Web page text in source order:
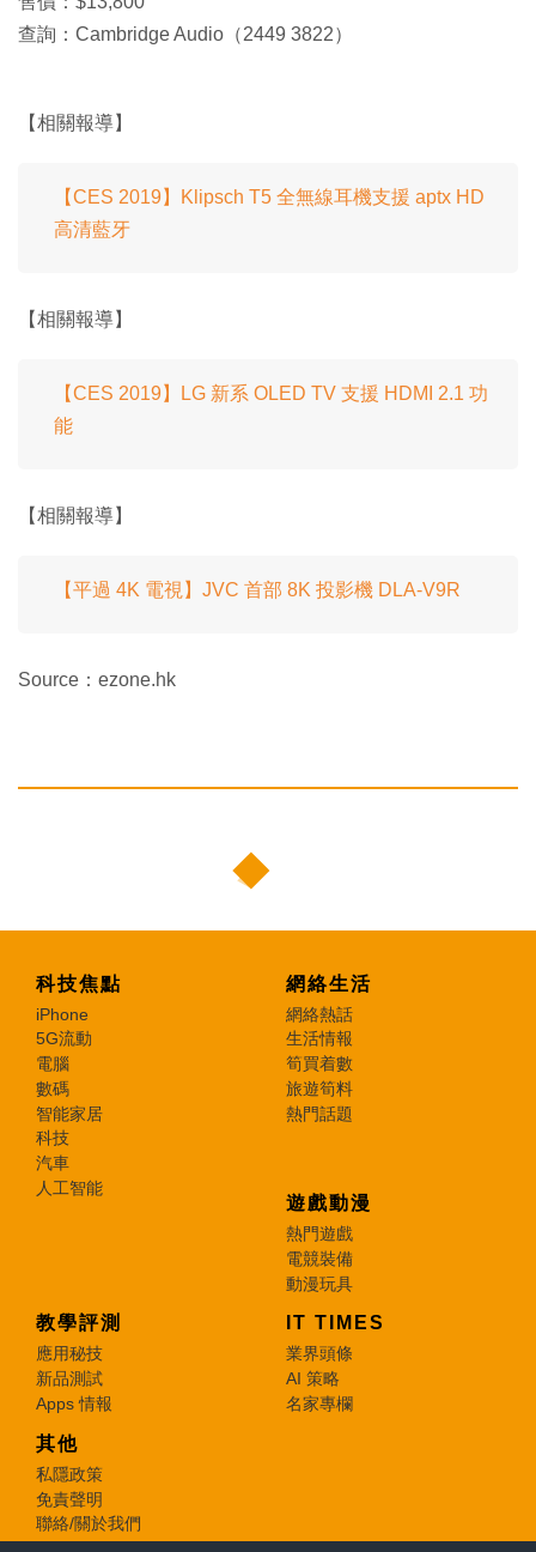
查詢：Cambridge Audio（2449 3822）
【相關報導】
【CES 2019】Klipsch T5 全無線耳機支援 aptx HD
高清藍牙
【相關報導】
【CES 2019】LG 新系 OLED TV 支援 HDMI 2.1 功
能
【相關報導】
【平過 4K 電視】JVC 首部 8K 投影機 DLA-V9R
Source：ezone.hk
科技焦點
iPhone
5G流動
電腦
數碼
智能家居
科技
汽車
人工智能
網絡生活
網絡熱話
生活情報
筍買着數
旅遊筍料
熱門話題
遊戲動漫
熱門遊戲
電競裝備
動漫玩具
教學評測
應用秘技
新品測試
Apps 情報
IT TIMES
業界頭條
AI 策略
名家專欄
其他
私隱政策
免責聲明
聯絡/關於我們